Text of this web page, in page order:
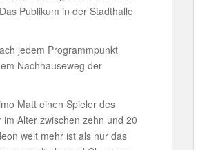
Publikum in der Stadthalle
jedem Programmpunkt
Nachhauseweg der
Matt einen Spieler des
Alter zwischen zehn und 20
weit mehr ist als nur das